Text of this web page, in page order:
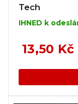
Tech
IHNED k
13,50 Kč